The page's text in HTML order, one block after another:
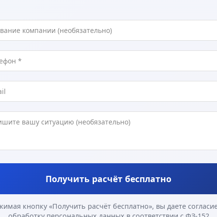
Получить расчёт бесплатно
кнопку «Получить расчёт бесплатно», вы даете